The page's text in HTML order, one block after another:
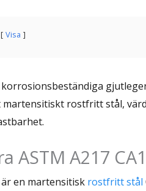
Visa
rostfritt stål,
ASTM A217
är en martensitisk rostfritt stål